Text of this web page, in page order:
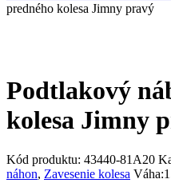
predného kolesa Jimny pravý
Podtlakový
kolesa Jimny
Kód produktu: 43440-81A20
náhon, Zavesenie kolesa Váha: